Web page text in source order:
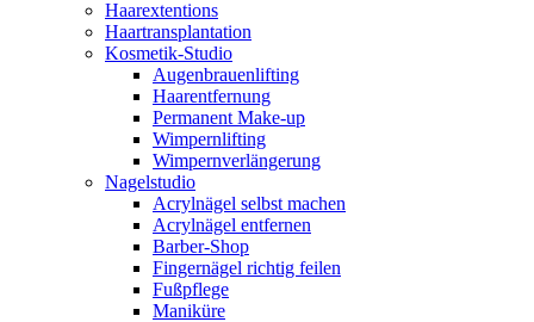
Haarextentions
Haartransplantation
Kosmetik-Studio
Augenbrauenlifting
Haarentfernung
Permanent Make-up
Wimpernlifting
Wimpernverlängerung
Nagelstudio
Acrylnägel selbst machen
Acrylnägel entfernen
Barber-Shop
Fingernägel richtig feilen
Fußpflege
Maniküre